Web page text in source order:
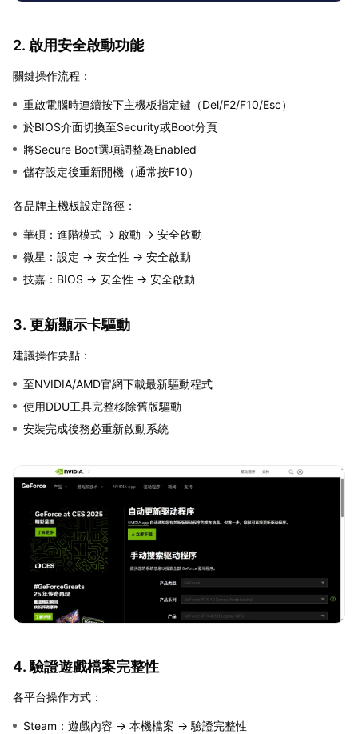
2. 啟用安全啟動功能
關鍵操作流程：
重啟電腦時連續按下主機板指定鍵（Del/F2/F10/Esc）
於BIOS介面切換至Security或Boot分頁
將Secure Boot選項調整為Enabled
儲存設定後重新開機（通常按F10）
各品牌主機板設定路徑：
華碩：進階模式 → 啟動 → 安全啟動
微星：設定 → 安全性 → 安全啟動
技嘉：BIOS → 安全性 → 安全啟動
3. 更新顯示卡驅動
建議操作要點：
至NVIDIA/AMD官網下載最新驅動程式
使用DDU工具完整移除舊版驅動
安裝完成後務必重新啟動系統
4. 驗證遊戲檔案完整性
各平台操作方式：
Steam：遊戲內容 → 本機檔案 → 驗證完整性